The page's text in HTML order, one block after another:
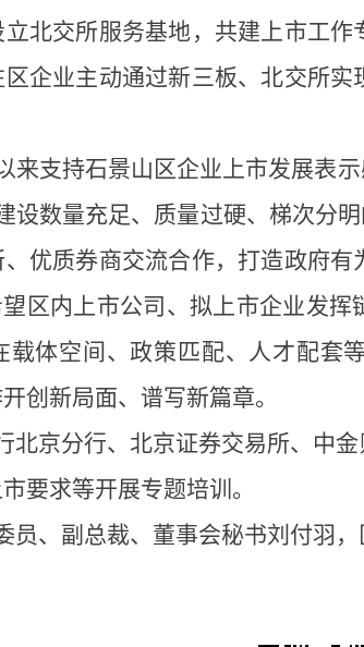
北交所服务基地，共建上市工
企业主动通过新三板、北交所
来支持石景山区企业上市发展表
设数量充足、质量过硬、梯次分
优质券商交流合作，打造政府
望区内上市公司、拟上市企业发
载体空间、政策匹配、人才配套
创新局面、谱写新篇章。
北京分行、北京证券交易所、中
要求等开展专题培训。
员、副总裁、董事会秘书刘付羽